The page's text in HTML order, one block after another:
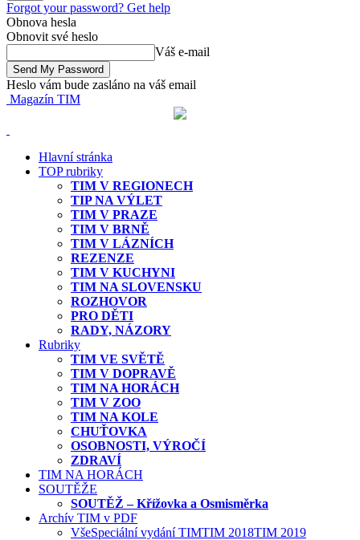
Forgot your password? Get help
Obnova hesla
Obnovit své heslo
Váš e-mail
Heslo vám bude zasláno na váš email
Magazín TIM
Hlavní stránka
TOP rubriky
TIM V REGIONECH
TIP NA VÝLET
TIM V PRAZE
TIM V BRNĚ
TIM V LÁZNÍCH
REZENZE
TIM V KUCHYNI
TIM NA SLOVENSKU
ROZHOVOR
PRO DĚTI
RADY, NÁZORY
Rubriky
TIM VE SVĚTĚ
TIM V DOPRAVĚ
TIM NA HORÁCH
TIM V ZOO
TIM NA KOLE
CHUŤOVKA
OSOBNOSTI, VÝROČÍ
ZDRAVÍ
TIM NA HORÁCH
SOUTĚŽE
SOUTĚŽ – Křížovka a Osmisměrka
Archív TIM v PDF
VšeSpeciální vydání TIMTIM 2018TIM 2019